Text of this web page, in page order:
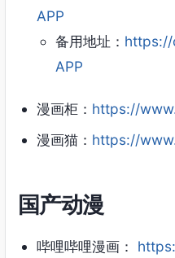
APP
备用地址：
APP
漫画柜： https://
漫画猫： https://
国产动漫
哔哩哔哩漫画：